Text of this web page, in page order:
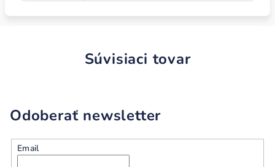
Súvisiaci tovar
Odoberať newsletter
Email